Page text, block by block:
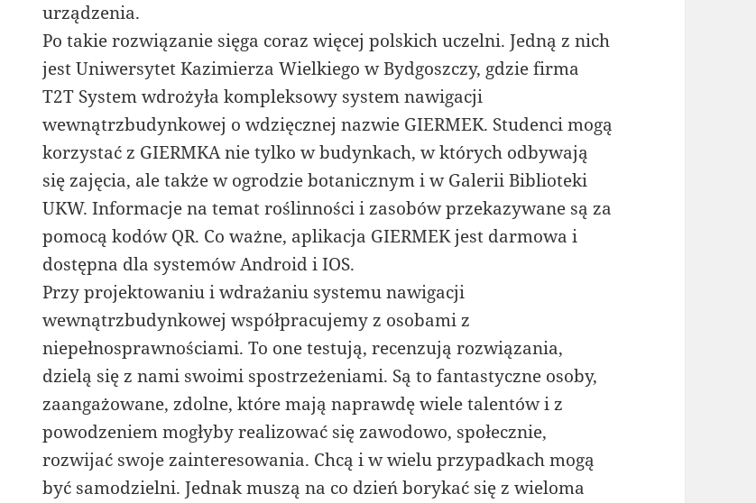
urządzenia.
Po takie rozwiązanie sięga coraz więcej polskich uczelni. Jedną z nich
jest Uniwersytet Kazimierza Wielkiego w Bydgoszczy, gdzie firma
T2T System wdrożyła kompleksowy system nawigacji
wewnątrzbudynkowej o wdzięcznej nazwie GIERMEK. Studenci mogą
korzystać z GIERMKA nie tylko w budynkach, w których odbywają
się zajęcia, ale także w ogrodzie botanicznym i w Galerii Biblioteki
UKW. Informacje na temat roślinności i zasobów przekazywane są za
pomocą kodów QR. Co ważne, aplikacja GIERMEK jest darmowa i
dostępna dla systemów Android i IOS.
Przy projektowaniu i wdrażaniu systemu nawigacji
wewnątrzbudynkowej współpracujemy z osobami z
niepełnosprawnościami. To one testują, recenzują rozwiązania,
dzielą się z nami swoimi spostrzeżeniami. Są to fantastyczne osoby,
zaangażowane, zdolne, które mają naprawdę wiele talentów i z
powodzeniem mogłyby realizować się zawodowo, społecznie,
rozwijać swoje zainteresowania. Chcą i w wielu przypadkach mogą
być samodzielni. Jednak muszą na co dzień borykać się z wieloma